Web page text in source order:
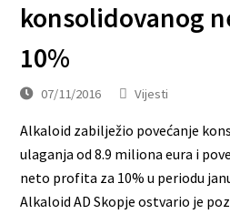
konsolidovanog
10%
07/11/2016 Vijesti
Alkaloid zabilježio povećanje
ulaganja od 8.9 miliona eura i
neto profita za 10% u periodu
Alkaloid AD Skopje ostvario je